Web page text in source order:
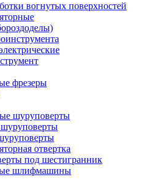
вогнутых поверхностей
фрезеры
шуруповерты
отвертка
под шестигранник
шлифмашины